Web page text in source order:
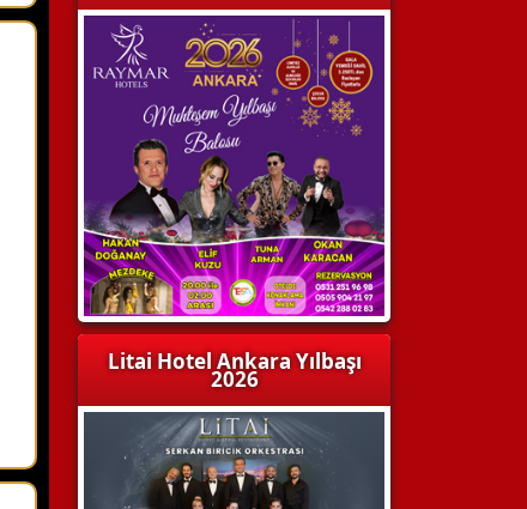
Litai Hotel Ankara Yılbaşı
2026